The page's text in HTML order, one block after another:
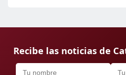
Recibe las noticias de